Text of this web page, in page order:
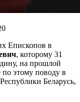
Епископов в
, которому 31
на прошлой
по этому поводу в
Беларусь,